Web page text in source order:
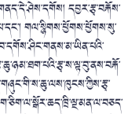
དབྱར་རྩྭ་བརྐོས་
གལ་སྙིགས་ཕྱོགས་ཕྱོགས་སུ་